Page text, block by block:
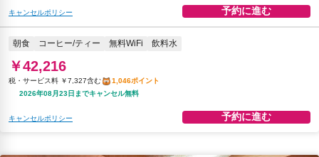
キャンセルポリシー 予約に進む
朝食 コーヒー/ティー 無料WiFi 飲料水
￥42,216
税・サービス料 ￥7,327含む
1,046ポイント
2026年08月23日までキャンセル無料
キャンセルポリシー 予約に進む